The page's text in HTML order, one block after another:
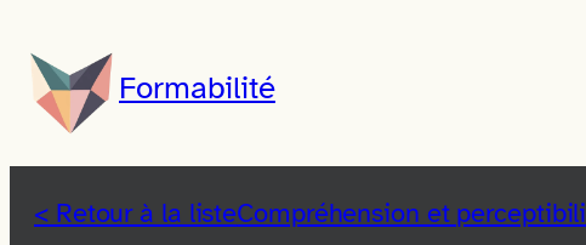
au
contenu
Formabilité
< Retour à la listeCompréhension et